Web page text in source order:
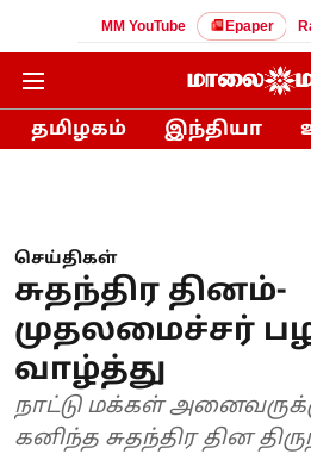
MM YouTube Epaper
தமிழகம் இந்தியா
செய்திகள்
சுதந்திர தினம்-
முதலமைச்சர்
வாழ்த்து
நாட்டு மக்கள்
கனிந்த சுதந்திர தின